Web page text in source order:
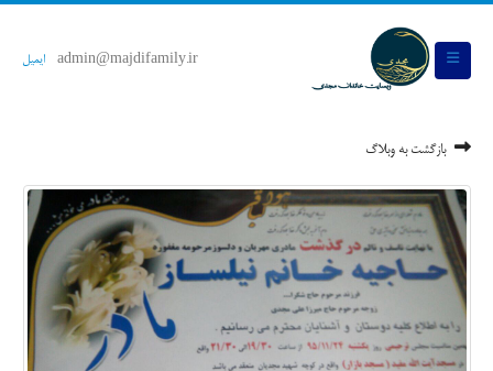
admin@majdifamily.ir ایمیل
بازگشت به وبلاگ